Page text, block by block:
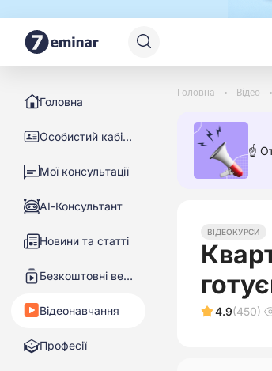
Головна
Особистий кабінет
Мої консультації
АІ-Консультант
Новини та статті
Безкоштовні вебінари
Відеонавчання
Професії
Головна Відео
☝️
ВІДЕОКУРСИ
4.9(450)